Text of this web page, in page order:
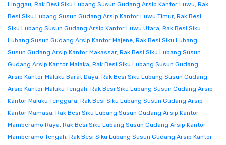
Linggau, Rak Besi Siku Lubang Susun Gudang Arsip Kantor Luwu, Rak
Besi Siku Lubang Susun Gudang Arsip Kantor Luwu Timur, Rak Besi
Siku Lubang Susun Gudang Arsip Kantor Luwu Utara, Rak Besi Siku
Lubang Susun Gudang Arsip Kantor Majene, Rak Besi Siku Lubang
Susun Gudang Arsip Kantor Makassar, Rak Besi Siku Lubang Susun
Gudang Arsip Kantor Malaka, Rak Besi Siku Lubang Susun Gudang
Arsip Kantor Maluku Barat Daya, Rak Besi Siku Lubang Susun Gudang
Arsip Kantor Maluku Tengah, Rak Besi Siku Lubang Susun Gudang Arsip
Kantor Maluku Tenggara, Rak Besi Siku Lubang Susun Gudang Arsip
Kantor Mamasa, Rak Besi Siku Lubang Susun Gudang Arsip Kantor
Mamberamo Raya, Rak Besi Siku Lubang Susun Gudang Arsip Kantor
Mamberamo Tengah, Rak Besi Siku Lubang Susun Gudang Arsip Kantor